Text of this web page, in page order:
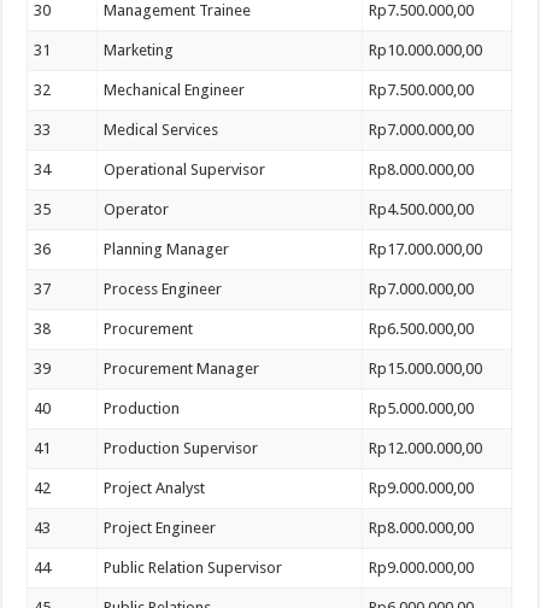
30 Management Trainee Rp7.500.000,00
31 Marketing Rp10.000.000,00
32 Mechanical Engineer Rp7.500.000,00
33 Medical Services Rp7.000.000,00
34 Operational Supervisor Rp8.000.000,00
35 Operator Rp4.500.000,00
36 Planning Manager Rp17.000.000,00
37 Process Engineer Rp7.000.000,00
38 Procurement Rp6.500.000,00
39 Procurement Manager Rp15.000.000,00
40 Production Rp5.000.000,00
41 Production Supervisor Rp12.000.000,00
42 Project Analyst Rp9.000.000,00
43 Project Engineer Rp8.000.000,00
44 Public Relation Supervisor Rp9.000.000,00